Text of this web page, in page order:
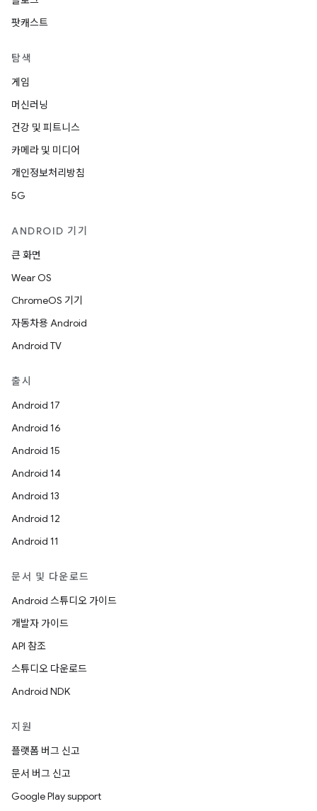
팟캐스트
탐색
게임
머신러닝
건강 및 피트니스
카메라 및 미디어
개인정보처리방침
5G
ANDROID 기기
큰 화면
Wear OS
ChromeOS 기기
자동차용 Android
Android TV
출시
Android 17
Android 16
Android 15
Android 14
Android 13
Android 12
Android 11
문서 및 다운로드
Android 스튜디오 가이드
개발자 가이드
API 참조
스튜디오 다운로드
Android NDK
지원
플랫폼 버그 신고
문서 버그 신고
Google Play support